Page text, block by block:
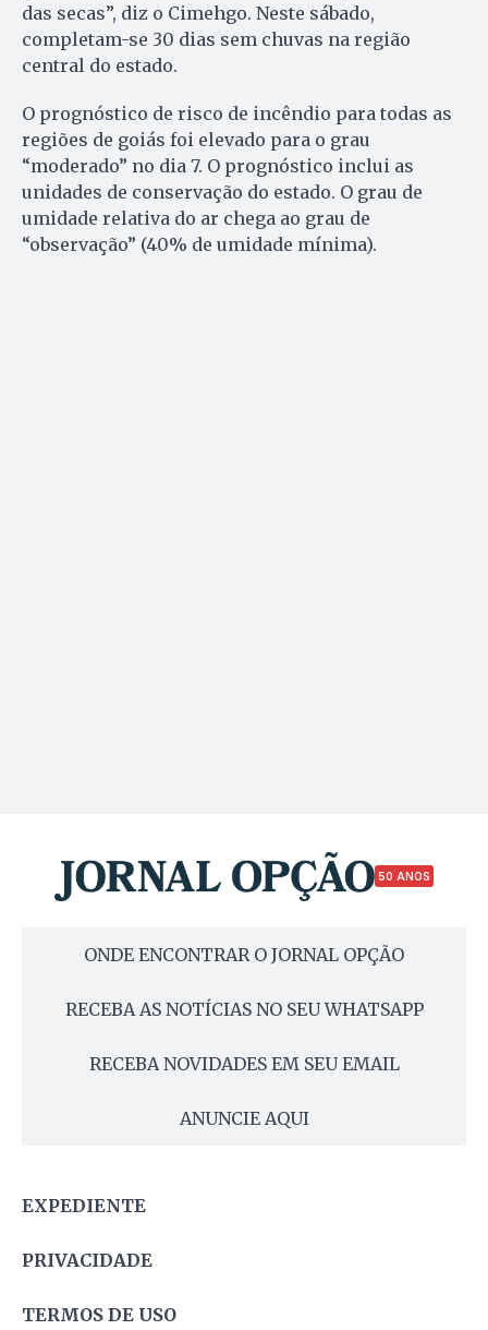
das secas”, diz o Cimehgo. Neste sábado,
completam-se 30 dias sem chuvas na região
central do estado.
O prognóstico de risco de incêndio para todas as
regiões de goiás foi elevado para o grau
“moderado” no dia 7. O prognóstico inclui as
unidades de conservação do estado. O grau de
umidade relativa do ar chega ao grau de
“observação” (40% de umidade mínima).
50 ANOS
ONDE ENCONTRAR O JORNAL OPÇÃO
RECEBA AS NOTÍCIAS NO SEU WHATSAPP
RECEBA NOVIDADES EM SEU EMAIL
ANUNCIE AQUI
EXPEDIENTE
PRIVACIDADE
TERMOS DE USO